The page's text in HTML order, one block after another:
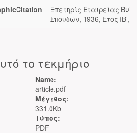
Επετηρίς Εταιρείας
Σπουδών, 1936, Έτος ΙΒ’,
το τεκμήριο
Name:
article.pdf
Μέγεθος:
331.0Kb
Τύπος:
PDF